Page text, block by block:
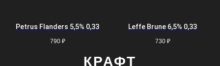
Petrus Flanders 5,5% 0,33
790 ₽
Leffe Brune 6,5% 0,33
730 ₽
КРАФТ